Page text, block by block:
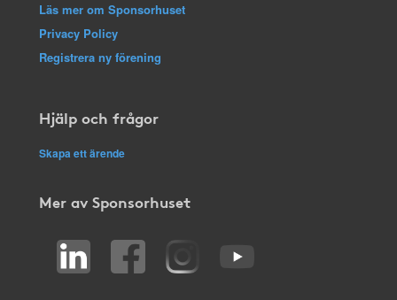
Läs mer om Sponsorhuset
Privacy Policy
Registrera ny förening
Hjälp och frågor
Skapa ett ärende
Mer av Sponsorhuset